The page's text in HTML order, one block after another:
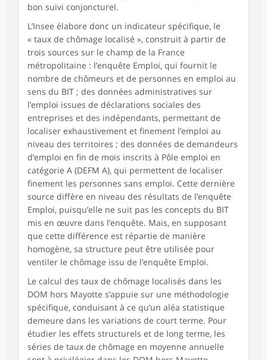
bon suivi conjoncturel.
L’Insee élabore donc un indicateur spécifique, le
« taux de chômage localisé », construit à partir de
trois sources sur le champ de la France
métropolitaine : l’enquête Emploi, qui fournit le
nombre de chômeurs et de personnes en emploi au
sens du BIT ; des données administratives sur
l’emploi issues de déclarations sociales des
entreprises et des indépendants, permettant de
localiser exhaustivement et finement l’emploi au
niveau des territoires ; des données de demandeurs
d’emploi en fin de mois inscrits à Pôle emploi en
catégorie A (DEFM A), qui permettent de localiser
finement les personnes sans emploi. Cette dernière
source diffère en niveau des résultats de l’enquête
Emploi, puisqu’elle ne suit pas les concepts du BIT
mis en œuvre dans l’enquête. Mais, en supposant
que cette différence est répartie de manière
homogène, sa structure peut être utilisée pour
ventiler le chômage issu de l’enquête Emploi.
Le calcul des taux de chômage localisés dans les
DOM hors Mayotte s’appuie sur une méthodologie
spécifique, conduisant à ce qu’un aléa statistique
demeure dans les variations de court terme. Pour
étudier les effets structurels et de long terme, les
séries de taux de chômage en moyenne annuelle